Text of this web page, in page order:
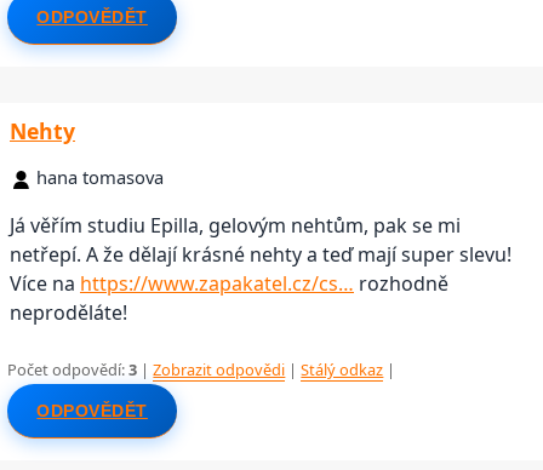
ODPOVĚDĚT
Nehty
hana tomasova
Já věřím studiu Epilla, gelovým nehtům, pak se mi
netřepí. A že dělají krásné nehty a teď mají super slevu!
Více na https://www.zapakatel.cz/cs… rozhodně
neproděláte!
Počet odpovědí:3 |Zobrazit odpovědi |Stálý odkaz |
ODPOVĚDĚT